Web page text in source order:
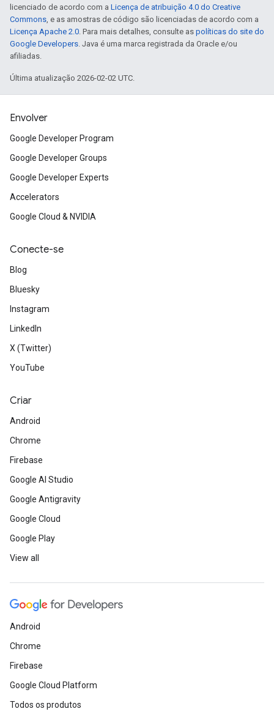
licenciado de acordo com a Licença de atribuição 4.0 do Creative
Commons, e as amostras de código são licenciadas de acordo com a
Licença Apache 2.0. Para mais detalhes, consulte as políticas do site do
Google Developers. Java é uma marca registrada da Oracle e/ou
afiliadas.
Última atualização 2026-02-02 UTC.
Envolver
Google Developer Program
Google Developer Groups
Google Developer Experts
Accelerators
Google Cloud & NVIDIA
Conecte-se
Blog
Bluesky
Instagram
LinkedIn
X (Twitter)
YouTube
Criar
Android
Chrome
Firebase
Google AI Studio
Google Antigravity
Google Cloud
Google Play
View all
Android
Chrome
Firebase
Google Cloud Platform
Todos os produtos